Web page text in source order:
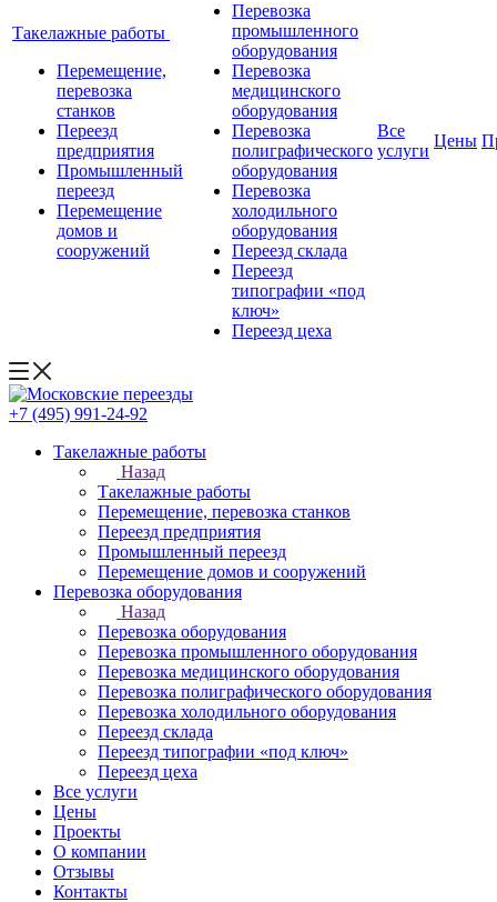
Такелажные работы
Перемещение,
перевозка
станков
Переезд
предприятия
Промышленный
переезд
Перемещение
домов и
сооружений
Перевозка
промышленного
оборудования
Перевозка
медицинского
оборудования
Перевозка
полиграфического
оборудования
Перевозка
холодильного
оборудования
Переезд склада
Переезд
типографии «под
ключ»
Переезд цеха
Все
услуги
Цены
+7 (495) 991-24-92
Такелажные работы
Назад
Такелажные работы
Перемещение, перевозка станков
Переезд предприятия
Промышленный переезд
Перемещение домов и сооружений
Перевозка оборудования
Назад
Перевозка оборудования
Перевозка промышленного оборудования
Перевозка медицинского оборудования
Перевозка полиграфического оборудования
Перевозка холодильного оборудования
Переезд склада
Переезд типографии «под ключ»
Переезд цеха
Все услуги
Цены
Проекты
О компании
Отзывы
Контакты